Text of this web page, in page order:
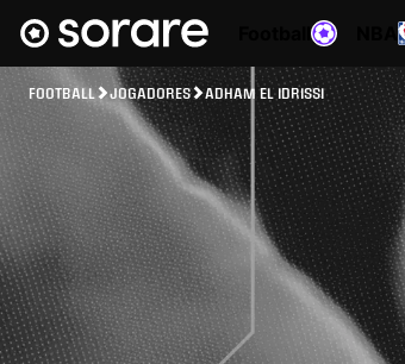
FOOTBALL JOGADORES ADHAM EL IDRISSI